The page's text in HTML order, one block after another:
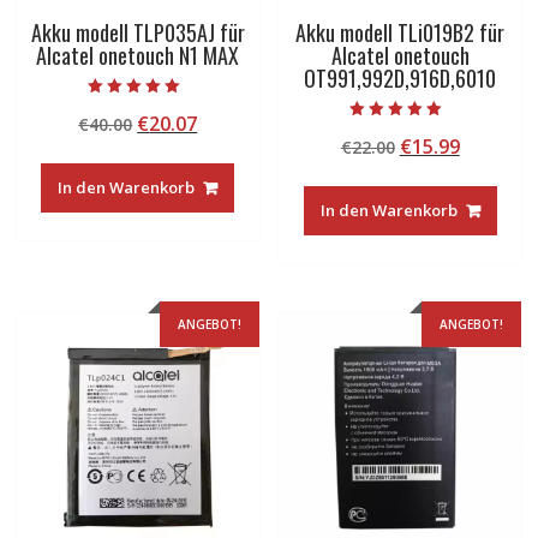
Akku modell TLP035AJ für
Alcatel onetouch N1 MAX
5.00
von 5
€40.00 Ursprünglicher
war:
€40.00
€20.07Aktueller
ist:
€20.07.
In den Warenkorb
Akku modell TLi019B2 für
Alcatel onetouch
OT991,992D,916D,6010
5.00
von 5
€22.00 Ursprünglicher
war:
€22.00
€15.99
ist:
€15.99.
In den Warenkorb
ANGEBOT! ANGEBOT!